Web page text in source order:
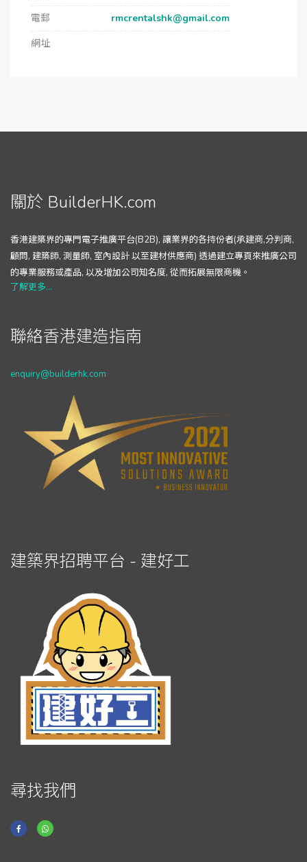
電郵
rmcrentalshk@gmail.com
網址
關於 BuilderHK.com
香港建築界的專門電子推廣平台(B2B), 讓業界的各持份者(承建商,分判商,
顧問, 建築師, 測量師, 室內設計 以至建材供應商) 透過建立專頁來推廣公司
的專業服務或產品, 以及增加公司知名度, 從而拓展無限商機。
了解更多...
聯絡香港建造指南
enquiry@builderhk.com
建築界招聘平台 - 建好工
尋找我們